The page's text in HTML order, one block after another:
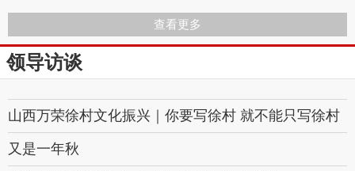
查看更多
领导访谈
山西万荣徐村文化振兴｜你要写徐村 就不能只写徐村
又是一年秋